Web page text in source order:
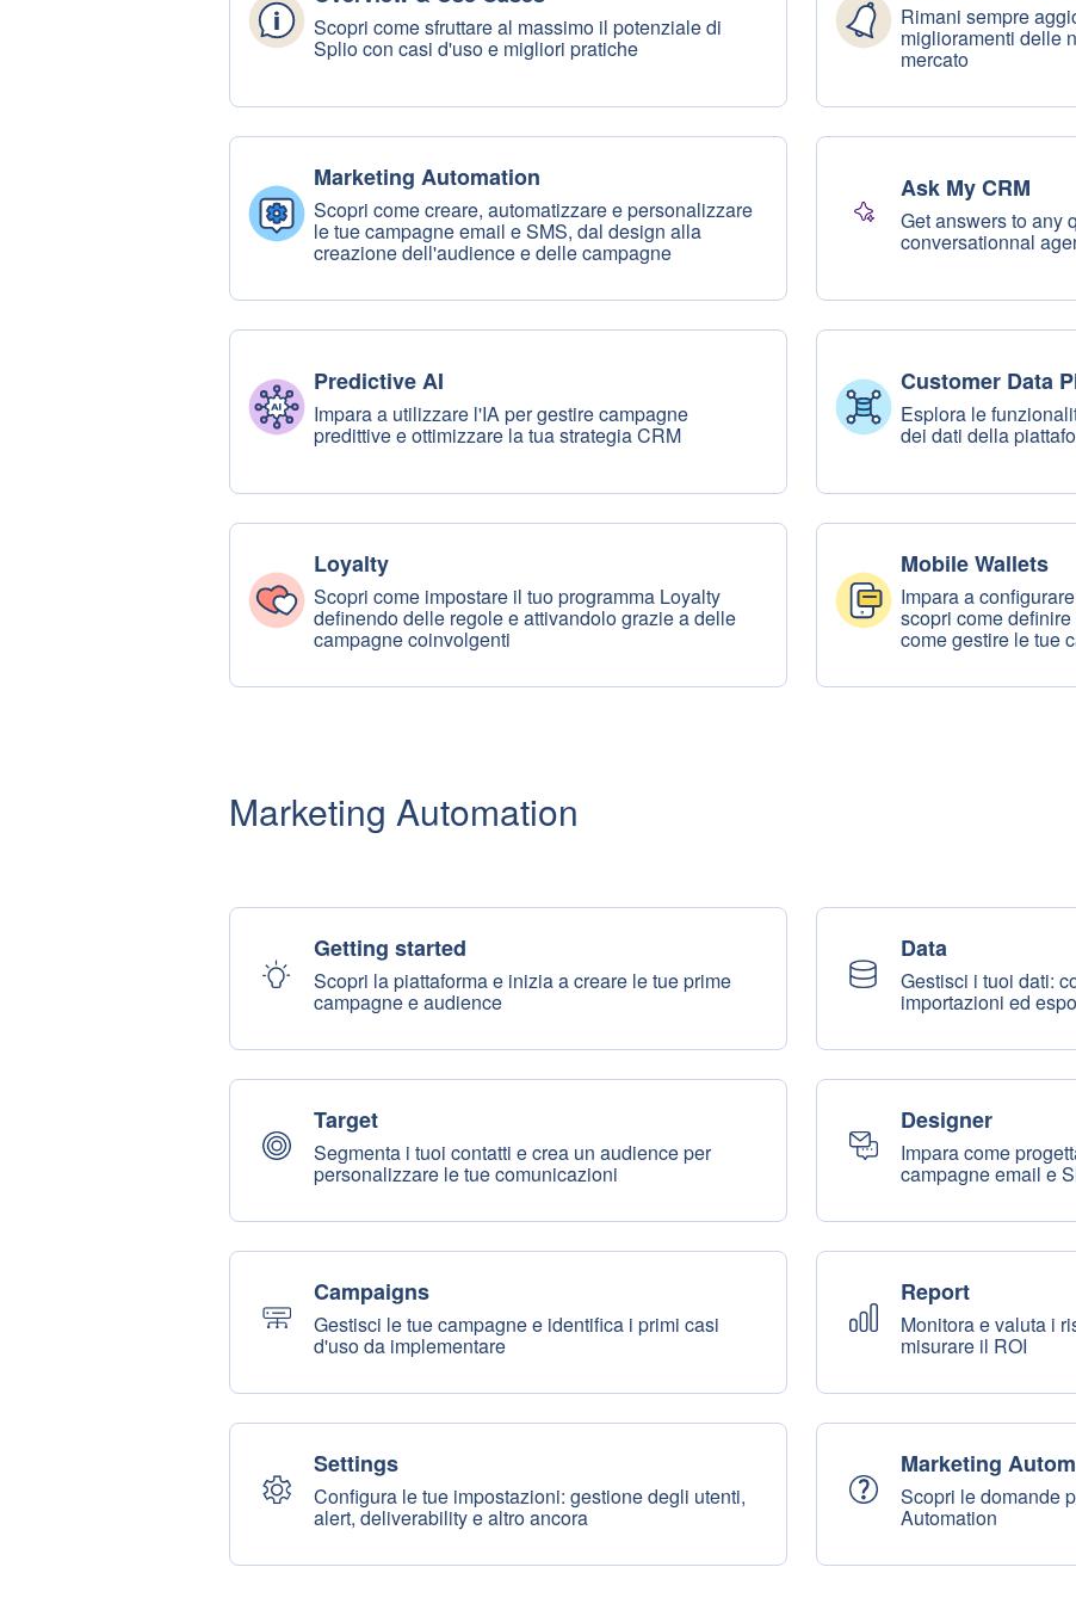
Scopri come sfruttare al massimo il potenziale di
Splio con casi d'uso e migliori pratiche
Rimani sempre
miglioramenti delle
mercato
Marketing Automation
Scopri come creare, automatizzare e personalizzare
le tue campagne email e SMS, dal design alla
creazione dell'audience e delle campagne
Ask My CRM
Get answers to any
conversationnal
Predictive AI
Impara a utilizzare l'IA per gestire campagne
predittive e ottimizzare la tua strategia CRM
Customer Data
Esplora le
dei dati della
Loyalty
Scopri come impostare il tuo programma Loyalty
definendo delle regole e attivandolo grazie a delle
campagne coinvolgenti
Mobile Wallets
Impara a
scopri come
come gestire le tue
Marketing Automation
Getting started
Scopri la piattaforma e inizia a creare le tue prime
campagne e audience
Data
Gestisci i tuoi dati:
importazioni ed
Target
Segmenta i tuoi contatti e crea un audience per
personalizzare le tue comunicazioni
Designer
Impara come
campagne email e
Campaigns
Gestisci le tue campagne e identifica i primi casi
d'uso da implementare
Report
Monitora e valuta i
misurare il ROI
Settings
Configura le tue impostazioni: gestione degli utenti,
alert, deliverability e altro ancora
Marketing
Scopri le domande
Automation